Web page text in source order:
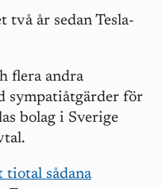
två år sedan Tesla-
flera andra
sympatiåtgärder för
bolag i Sverige
tiotal sådana